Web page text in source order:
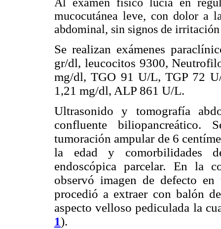
mucocutánea leve, con dolor a
abdominal, sin signos de
Se realizan exámenes
gr/dl, leucocitos 9300,
mg/dl, TGO 91 U/L, TGP 72
1,21 mg/dl, ALP 861 U/L.
Ultrasonido y tomografía
confluente biliopancreático.
tumoración ampular de 6
la edad y comorbilidades
endoscópica parcelar. En la
observó imagen de defecto en
procedió a extraer con balón
aspecto velloso pediculada la
1).